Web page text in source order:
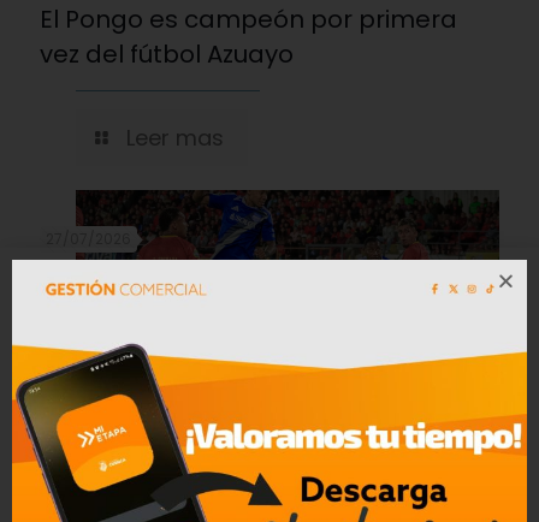
El Pongo es campeón por primera
vez del fútbol Azuayo
Leer mas
Partido Deportivo Cuenca ante Emelec.
Deportivo Cuenca regresa a la